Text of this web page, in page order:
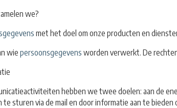
we?
met het doel om onze producten en
wie persoonsgegevens worden verwerkt. De
hebben we twee doelen: aan de
sturen via de mail en door informatie aan te bieden